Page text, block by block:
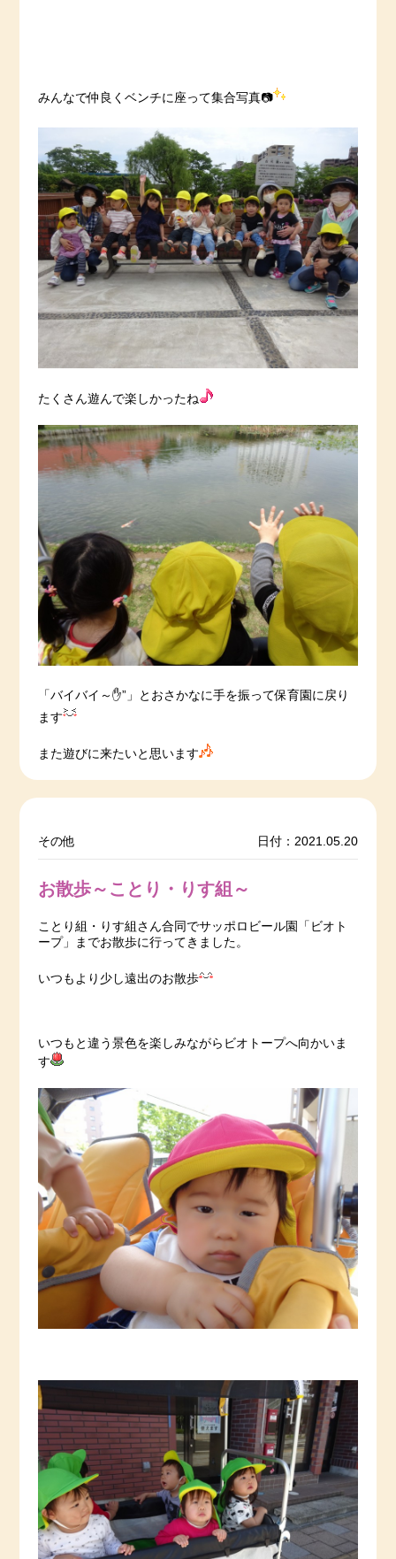
みんなで仲良くベンチに座って集合写真📷
たくさん遊んで楽しかったね
「バイバイ～✋”」とおさかなに手を振って保育園に戻り
ます
また遊びに来たいと思います
その他 日付：2021.05.20
お散歩～ことり・りす組～
ことり組・りす組さん合同でサッポロビール園「ビオト
ープ」までお散歩に行ってきました。
いつもより少し遠出のお散歩
いつもと違う景色を楽しみながらビオトープへ向かいま
す